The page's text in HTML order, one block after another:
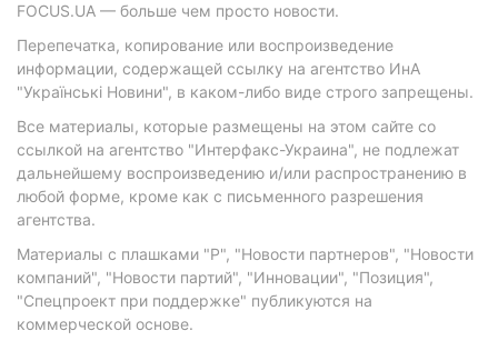
FOCUS.UA — больше чем просто новости.
Перепечатка, копирование или воспроизведение
информации, содержащей ссылку на агентство ИнА
"Українські Новини", в каком-либо виде строго запрещены.
Все материалы, которые размещены на этом сайте со
ссылкой на агентство "Интерфакс-Украина", не подлежат
дальнейшему воспроизведению и/или распространению в
любой форме, кроме как с письменного разрешения
агентства.
Материалы с плашками "Р", "Новости партнеров", "Новости
компаний", "Новости партий", "Инновации", "Позиция",
"Спецпроект при поддержке" публикуются на
коммерческой основе.